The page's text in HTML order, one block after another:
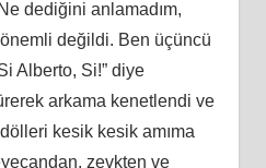
dediğini anlamadım,
değildi. Ben üçüncü
Alberto, Si!” diye
arkama kenetlendi ve
kesik kesik amıma
zevkten ve